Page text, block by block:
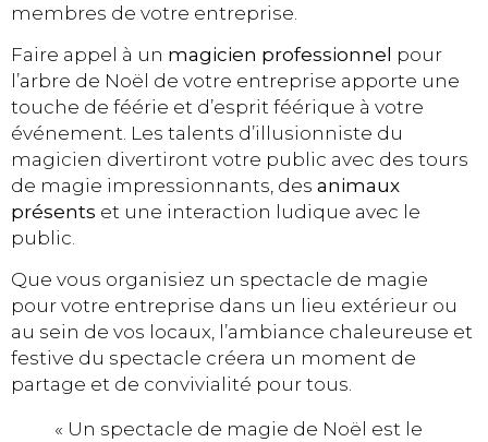
membres de votre entreprise.
Faire appel à un magicien professionnel pour
l’arbre de Noël de votre entreprise apporte une
touche de féérie et d’esprit féérique à votre
événement. Les talents d’illusionniste du
magicien divertiront votre public avec des tours
de magie impressionnants, des animaux
présents et une interaction ludique avec le
public.
Que vous organisiez un spectacle de magie
pour votre entreprise dans un lieu extérieur ou
au sein de vos locaux, l’ambiance chaleureuse et
festive du spectacle créera un moment de
partage et de convivialité pour tous.
« Un spectacle de magie de Noël est le